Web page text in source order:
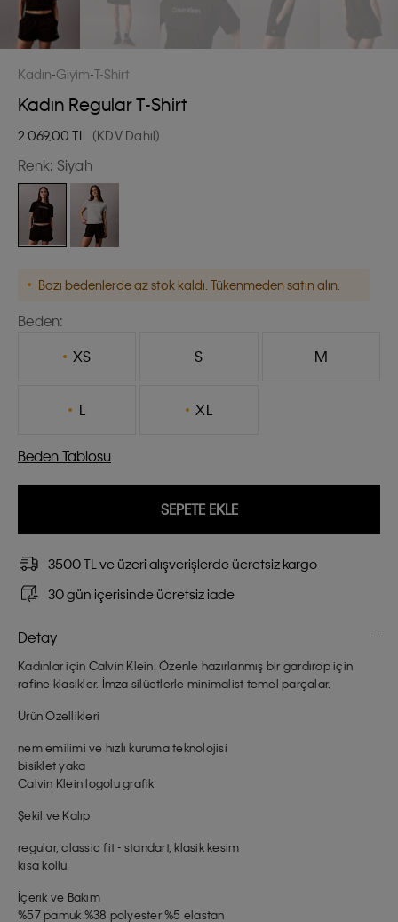
Kadın Giyim T-Shirt
Kadın Regular T-Shirt
2.069,00 TL (KDV Dahil)
Renk: Siyah
Bazı bedenlerde az stok kaldı. Tükenmeden satın alın.
Beden:
XS
S M
L XL
Beden Tablosu
SEPETE EKLE
3500 TL ve üzeri alışverişlerde ücretsiz kargo
30 gün içerisinde ücretsiz iade
Detay
Kadınlar için Calvin Klein. Özenle hazırlanmış bir gardırop için
rafine klasikler. İmza silüetlerle minimalist temel parçalar.
Ürün Özellikleri
nem emilimi ve hızlı kuruma teknolojisi
bisiklet yaka
Calvin Klein logolu grafik
Şekil ve Kalıp
regular, classic fit - standart, klasik kesim
kısa kollu
İçerik ve Bakım
%57 pamuk %38 polyester %5 elastan